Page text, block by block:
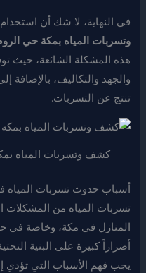
في النهاية، لا شك أن
وتسربات المياه بمكة حي
هذه المشكلة الشائعة، حيث
والجهد والتكاليف، بالإضافة
تنتج عن التسربات.
كشف وتسربات المياه
أسباب حدوث تسربات
تسربات المياه من المشكلات
المنازل في مكة، وخاصة في
أضراراً كبيرة على البنية
يجب فهم الأسباب التي